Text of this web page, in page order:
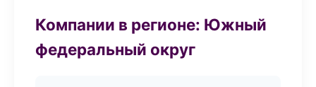
Компании в регионе: Южный
федеральный округ